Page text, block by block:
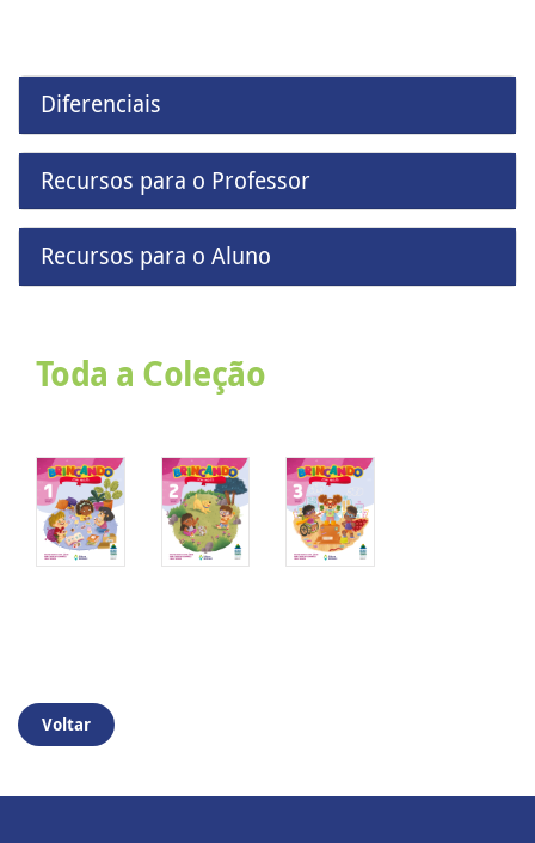
Diferenciais
Recursos para o Professor
Recursos para o Aluno
Toda a Coleção
Voltar